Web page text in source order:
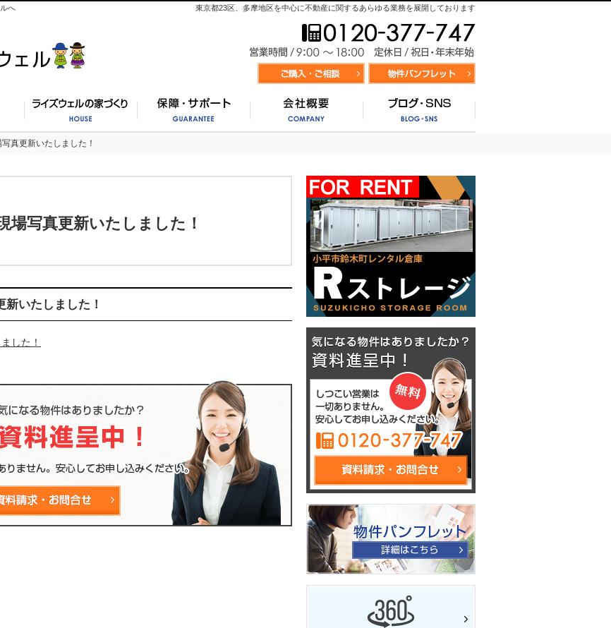
真更新いたしました！
写真更新いたしました！
東京都23区、多摩地区を中心に不動産に関するあらゆる業務を展開しております
へ
いたしました！
した！
資料請求・お問合せ
真更新いたしました！